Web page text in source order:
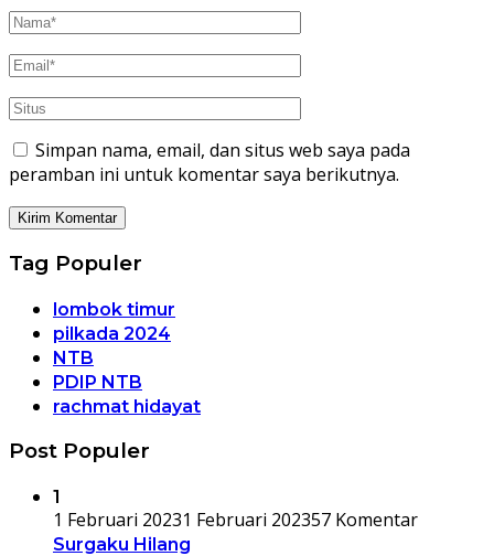
Simpan nama, email, dan situs web saya pada
peramban ini untuk komentar saya berikutnya.
Tag Populer
lombok timur
pilkada 2024
NTB
PDIP NTB
rachmat hidayat
Post Populer
1
1 Februari 20231 Februari 202357 Komentar
Surgaku Hilang